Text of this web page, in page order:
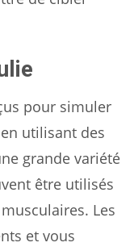
pour simuler
utilisant des
grande variété
être utilisés
Les
et vous